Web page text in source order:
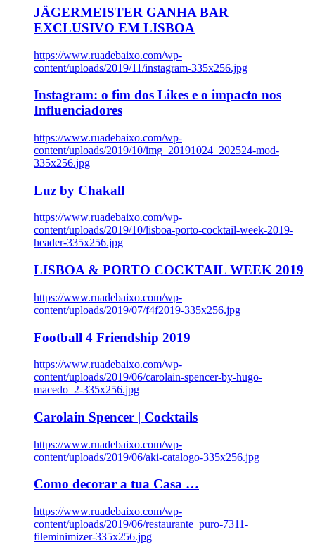
JÄGERMEISTER GANHA BAR
EXCLUSIVO EM LISBOA
https://www.ruadebaixo.com/wp-
content/uploads/2019/11/instagram-335x256.jpg
Instagram: o fim dos Likes e o impacto nos
Influenciadores
https://www.ruadebaixo.com/wp-
content/uploads/2019/10/img_20191024_202524-mod-
335x256.jpg
Luz by Chakall
https://www.ruadebaixo.com/wp-
content/uploads/2019/10/lisboa-porto-cocktail-week-2019-
header-335x256.jpg
LISBOA & PORTO COCKTAIL WEEK 2019
https://www.ruadebaixo.com/wp-
content/uploads/2019/07/f4f2019-335x256.jpg
Football 4 Friendship 2019
https://www.ruadebaixo.com/wp-
content/uploads/2019/06/carolain-spencer-by-hugo-
macedo_2-335x256.jpg
Carolain Spencer | Cocktails
https://www.ruadebaixo.com/wp-
content/uploads/2019/06/aki-catalogo-335x256.jpg
Como decorar a tua Casa …
https://www.ruadebaixo.com/wp-
content/uploads/2019/06/restaurante_puro-7311-
fileminimizer-335x256.jpg